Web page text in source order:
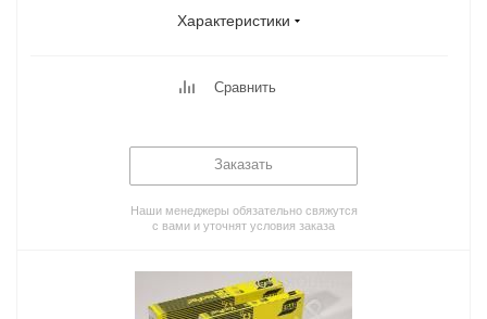
Характеристики
Сравнить
Заказать
Наши менеджеры обязательно свяжутся
с вами и уточнят условия заказа